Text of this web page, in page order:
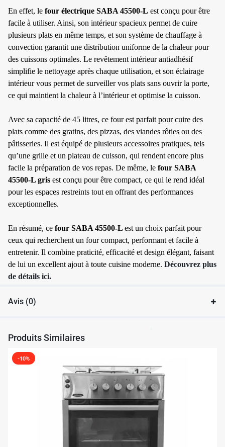
En effet, le four électrique SABA 45500-L est conçu pour être
facile à utiliser. Ainsi, son intérieur spacieux permet de cuire
plusieurs plats en même temps, et son système de chauffage à
convection garantit une distribution uniforme de la chaleur pour
des cuissons optimales. Le revêtement intérieur antiadhésif
simplifie le nettoyage après chaque utilisation, et son éclairage
intérieur vous permet de surveiller vos plats sans ouvrir la porte,
ce qui maintient la chaleur à l’intérieur et optimise la cuisson.
Avec sa capacité de 45 litres, ce four est parfait pour cuire des
plats comme des gratins, des pizzas, des viandes rôties ou des
pâtisseries. Il est équipé de plusieurs accessoires pratiques, tels
qu’une grille et un plateau de cuisson, qui rendent encore plus
facile la préparation de vos repas. De même, le four SABA
45500-L gris est conçu pour être compact, ce qui le rend idéal
pour les espaces restreints tout en offrant des performances
exceptionnelles.
En résumé, ce four SABA 45500-L est un choix parfait pour
ceux qui recherchent un four compact, performant et facile à
entretenir. Il combine praticité, efficacité et design élégant, faisant
de lui un excellent ajout à toute cuisine moderne. Découvrez plus
de détails ici.
Avis (0)
Produits Similaires
-10%